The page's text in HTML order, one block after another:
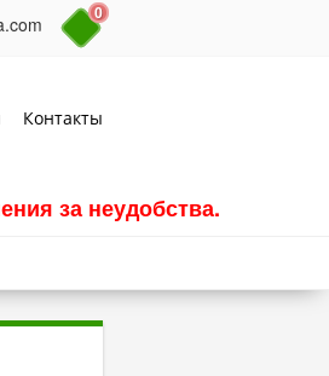
0
Контакты
за неудобства.